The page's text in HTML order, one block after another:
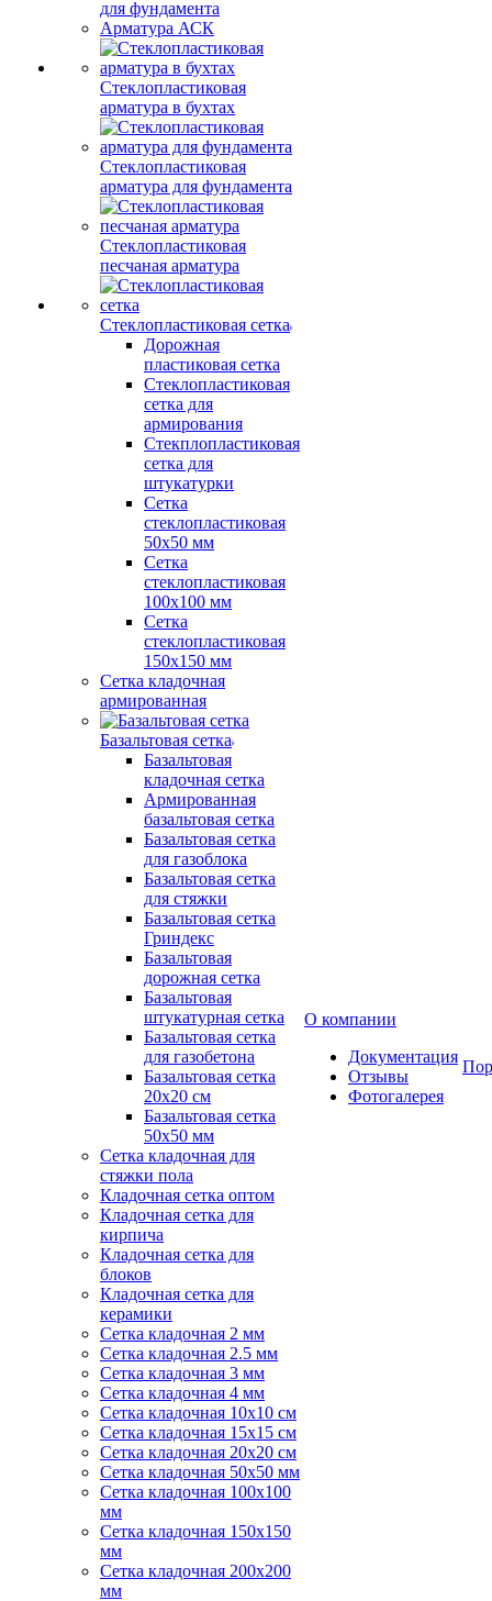
для фундамента
Арматура АСК
Стеклопластиковая
арматура в бухтах
Стеклопластиковая
арматура для фундамента
Стеклопластиковая
песчаная арматура
Стеклопластиковая сетка
Дорожная
пластиковая сетка
Стеклопластиковая
сетка для
армирования
Стекплопластиковая
сетка для
штукатурки
Сетка
стеклопластиковая
50x50 мм
Сетка
стеклопластиковая
100x100 мм
Сетка
стеклопластиковая
150x150 мм
Сетка кладочная
армированная
Базальтовая сетка
Базальтовая
кладочная сетка
Армированная
базальтовая сетка
Базальтовая сетка
для газоблока
Базальтовая сетка
для стяжки
Базальтовая сетка
Гриндекс
Базальтовая
дорожная сетка
Базальтовая
штукатурная сетка
Базальтовая сетка
для газобетона
Базальтовая сетка
20x20 см
Базальтовая сетка
50x50 мм
Сетка кладочная для
стяжки пола
Кладочная сетка оптом
Кладочная сетка для
кирпича
Кладочная сетка для
блоков
Кладочная сетка для
керамики
Сетка кладочная 2 мм
Сетка кладочная 2.5 мм
Сетка кладочная 3 мм
Сетка кладочная 4 мм
Сетка кладочная 10x10 см
Сетка кладочная 15x15 см
Сетка кладочная 20x20 см
Сетка кладочная 50x50 мм
Сетка кладочная 100x100
мм
Сетка кладочная 150x150
мм
Сетка кладочная 200x200
мм
О компании
Документация
Отзывы
Фотогалерея